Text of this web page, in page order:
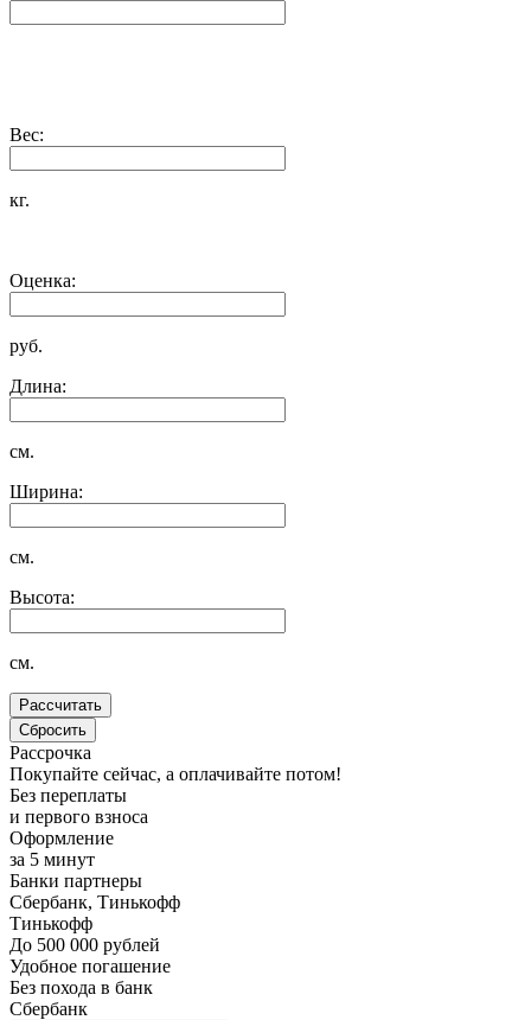
Вес:
кг.
Оценка:
руб.
Длина:
см.
Ширина:
см.
Высота:
см.
Рассрочка
Покупайте сейчас, а оплачивайте потом!
Без переплаты
и первого взноса
Оформление
за 5 минут
Банки партнеры
Сбербанк, Тинькофф
Тинькофф
До 500 000 рублей
Удобное погашение
Без похода в банк
Сбербанк